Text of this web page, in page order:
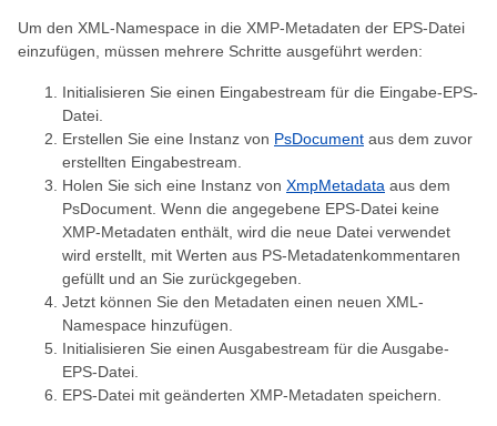
Um den XML-Namespace in die XMP-Metadaten der EPS-Datei
einzufügen, müssen mehrere Schritte ausgeführt werden:
Initialisieren Sie einen Eingabestream für die Eingabe-EPS-
Datei.
Erstellen Sie eine Instanz von PsDocument aus dem zuvor
erstellten Eingabestream.
Holen Sie sich eine Instanz von XmpMetadata aus dem
PsDocument. Wenn die angegebene EPS-Datei keine
XMP-Metadaten enthält, wird die neue Datei verwendet
wird erstellt, mit Werten aus PS-Metadatenkommentaren
gefüllt und an Sie zurückgegeben.
Jetzt können Sie den Metadaten einen neuen XML-
Namespace hinzufügen.
Initialisieren Sie einen Ausgabestream für die Ausgabe-
EPS-Datei.
EPS-Datei mit geänderten XMP-Metadaten speichern.